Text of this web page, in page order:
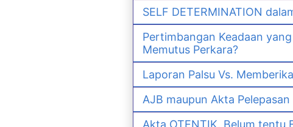
SELF DETERMINATION
Pertimbangan Keadaan
Memutus Perkara?
Laporan Palsu Vs.
AJB maupun Akta
Akta OTENTIK, Belum tentu